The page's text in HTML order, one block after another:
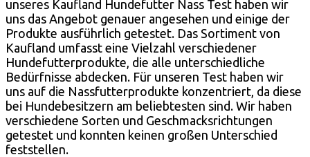
unseres Kaufland Hundefutter Nass Test haben wir
uns das Angebot genauer angesehen und einige der
Produkte ausführlich getestet. Das Sortiment von
Kaufland umfasst eine Vielzahl verschiedener
Hundefutterprodukte, die alle unterschiedliche
Bedürfnisse abdecken. Für unseren Test haben wir
uns auf die Nassfutterprodukte konzentriert, da diese
bei Hundebesitzern am beliebtesten sind. Wir haben
verschiedene Sorten und Geschmacksrichtungen
getestet und konnten keinen großen Unterschied
feststellen.